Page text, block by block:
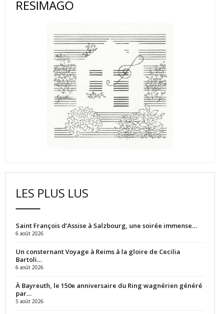
RESIMAGO
LES PLUS LUS
Saint François d’Assise à Salzbourg, une soirée immense…
6 août 2026
Un consternant Voyage à Reims à la gloire de Cecilia
Bartoli…
6 août 2026
À Bayreuth, le 150e anniversaire du Ring wagnérien généré
par…
5 août 2026